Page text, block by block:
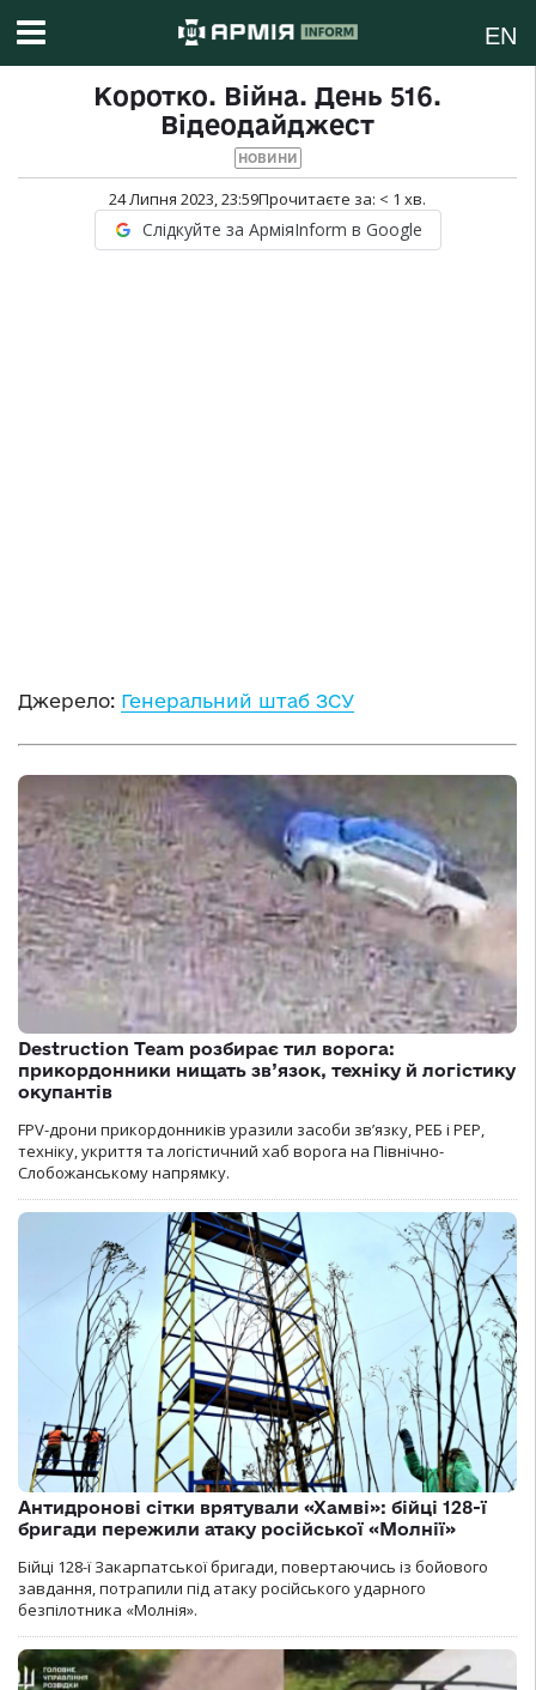
EN
Коротко. Війна. День 516.
Відеодайджест
НОВИНИ
24 Липня 2023, 23:59Прочитаєте за: < 1 хв.
Слідкуйте за АрміяInform в Google
Джерело: Генеральний штаб ЗСУ
Destruction Team розбирає тил ворога:
прикордонники нищать зв’язок, техніку й логістику
окупантів
FPV-дрони прикордонників уразили засоби зв’язку, РЕБ і РЕР,
техніку, укриття та логістичний хаб ворога на Північно-
Слобожанському напрямку.
Антидронові сітки врятували «Хамві»: бійці 128-ї
бригади пережили атаку російської «Молнії»
Бійці 128-ї Закарпатської бригади, повертаючись із бойового
завдання, потрапили під атаку російського ударного
безпілотника «Молнія».